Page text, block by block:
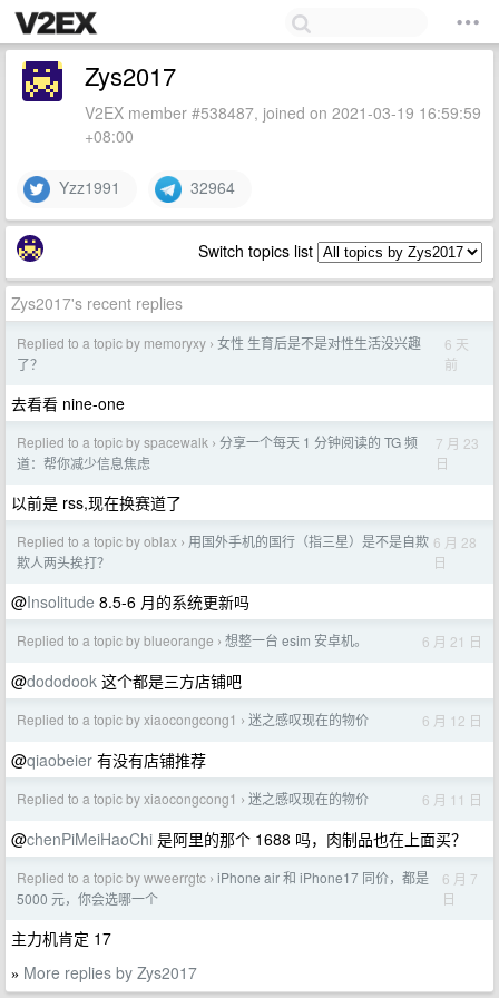
Zys2017
V2EX member #538487, joined on 2021-03-19 16:59:59
+08:00
Yzz1991 32964
Switch topics list
Zys2017's recent replies
Replied to a topic by memoryxy › 女性 生育后是不是对性生活没兴趣
了？
6 天
前
去看看 nine-one
Replied to a topic by spacewalk › 分享一个每天 1 分钟阅读的 TG 频
道：帮你减少信息焦虑
7 月 23
日
以前是 rss,现在换赛道了
Replied to a topic by oblax › 用国外手机的国行（指三星）是不是自欺
欺人两头挨打？
6 月 28
日
@Insolitude 8.5-6 月的系统更新吗
Replied to a topic by blueorange › 想整一台 esim 安卓机。 6 月 21 日
@dododook 这个都是三方店铺吧
Replied to a topic by xiaocongcong1 › 迷之感叹现在的物价 6 月 12 日
@qiaobeier 有没有店铺推荐
Replied to a topic by xiaocongcong1 › 迷之感叹现在的物价 6 月 11 日
@chenPiMeiHaoChi 是阿里的那个 1688 吗，肉制品也在上面买？
Replied to a topic by wweerrgtc › iPhone air 和 iPhone17 同价，都是
5000 元，你会选哪一个
6 月 7
日
主力机肯定 17
» More replies by Zys2017